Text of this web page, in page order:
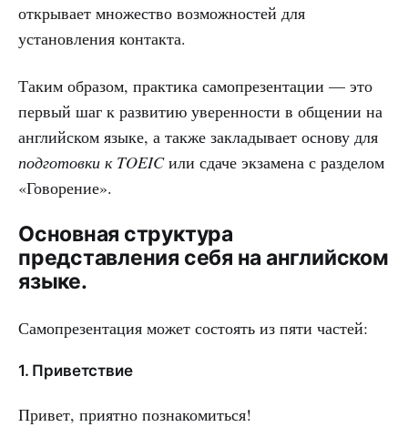
открывает множество возможностей для
установления контакта.
Таким образом, практика самопрезентации — это
первый шаг к развитию уверенности в общении на
английском языке, а также закладывает основу для
подготовки к TOEICили сдаче экзамена с разделом
«Говорение».
Основная структура
представления себя на английском
языке.
Самопрезентация может состоять из пяти частей:
1. Приветствие
Привет, приятно познакомиться!